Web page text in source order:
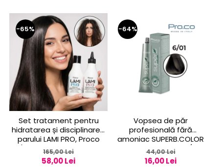
-65%
Set tratament pentru
hidratarea și disciplinarea
parului LAMI PRO, Proco
(șampon + balsam 2x
250ml)
165,00 Lei
58,00 Lei
-64%
Vopsea de păr
profesională fără
amoniac SUPERB.COLOR
100 ml - Pro.Co - 6/01
BLOND INCHIS CENUSIU
44,00 Lei
16,00 Lei